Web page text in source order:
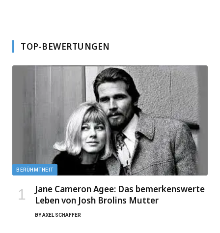
TOP-BEWERTUNGEN
BERÜHMTHEIT
Jane Cameron Agee: Das bemerkenswerte
Leben von Josh Brolins Mutter
BYAXEL SCHAFFER